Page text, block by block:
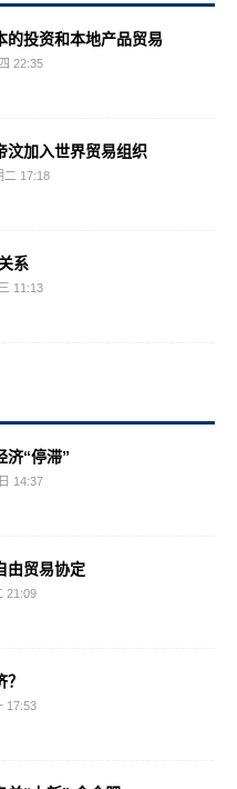
的投资和本地产品贸易
22:35
汶加入世界贸易组织
二 17:18
系
11:13
济“停滞”
14:37
由贸易协定
21:09
17:53